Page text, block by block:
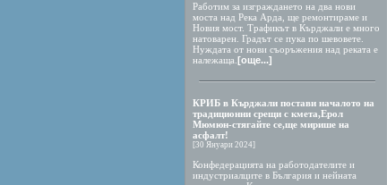
Работим за изграждането на два нови
моста над Река Арда, ще ремонтираме и
Новия мост. Трафикът в Кърджали е много
натоварен. Градът се пука по шевовете.
Нуждата от нови съоръжения над реката е
належаща. [още...]
КРИБ в Кърджали постави началото на
традиционни срещи с кмета,Ерол
Мюмюн-стягайте се,ще мирише на
асфалт!
[30 Януари 2024]
Конфедерацията на работодателите и
индустриалците в България и нейната